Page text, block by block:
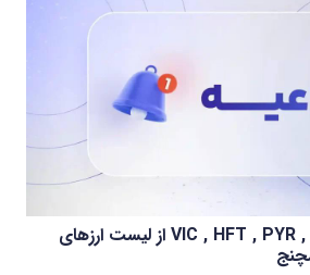
حذف ارزهای VIC , HFT , PYR , VANRY از لیست ارزهای